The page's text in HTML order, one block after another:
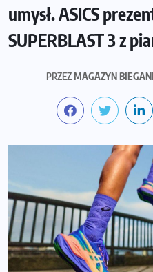
umysł. ASICS
SUPERBLAST 3 z
PRZEZMAGAZYN